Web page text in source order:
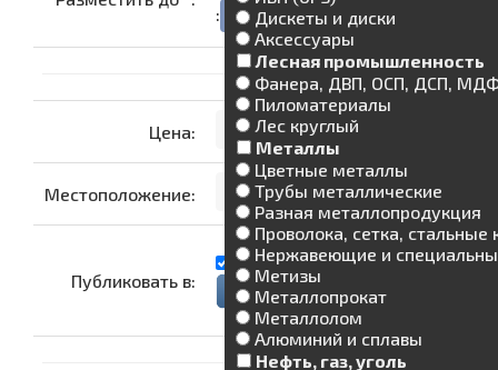
Дискеты и диски
Аксессуары
Лесная промышленность
Фанера, ДВП, ОСП, ДСП,
Пиломатериалы
Лес круглый
Металлы
Цветные металлы
Трубы металлические
Разная металлопродукция
Проволока, сетка, стальные
Нержавеющие и
Метизы
Металлопрокат
Металлолом
Алюминий и сплавы
Нефть, газ, уголь
:
Цена:
Местоположение:
Публиковать в: